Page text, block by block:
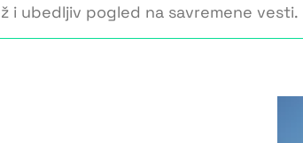
i ubedljiv pogled na savremene vesti.